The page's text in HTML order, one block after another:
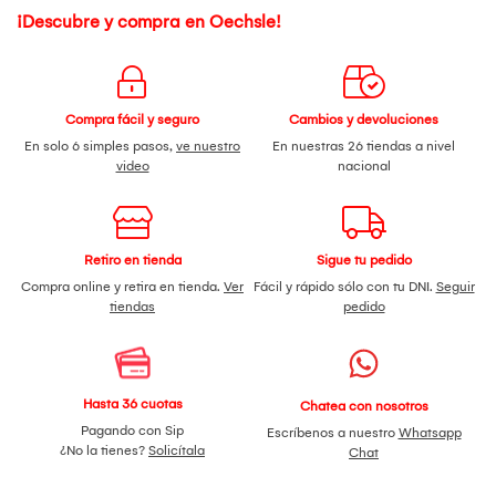
¡Descubre y compra en Oechsle!
Compra fácil y seguro
En solo 6 simples pasos, ve nuestro
video
Cambios y devoluciones
En nuestras 26 tiendas a nivel
nacional
Retiro en tienda
Compra online y retira en tienda. Ver
tiendas
Sigue tu pedido
Fácil y rápido sólo con tu DNI. Seguir
pedido
Hasta 36 cuotas
Pagando con Sip
¿No la tienes? Solicítala
Chatea con nosotros
Escríbenos a nuestro Whatsapp
Chat